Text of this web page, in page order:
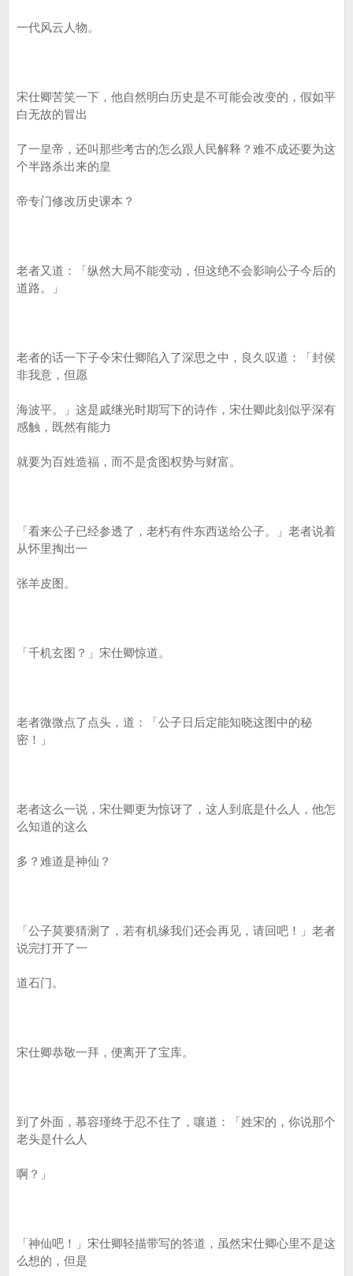
一代风云人物。
宋仕卿苦笑一下，他自然明白历史是不可能会改变的，假如平
白无故的冒出
了一皇帝，还叫那些考古的怎么跟人民解释？难不成还要为这
个半路杀出来的皇
帝专门修改历史课本？
老者又道：「纵然大局不能变动，但这绝不会影响公子今后的
道路。」
老者的话一下子令宋仕卿陷入了深思之中，良久叹道：「封侯
非我意，但愿
海波平。」这是戚继光时期写下的诗作，宋仕卿此刻似乎深有
感触，既然有能力
就要为百姓造福，而不是贪图权势与财富。
「看来公子已经参透了，老朽有件东西送给公子。」老者说着
从怀里掏出一
张羊皮图。
「千机玄图？」宋仕卿惊道。
老者微微点了点头，道：「公子日后定能知晓这图中的秘
密！」
老者这么一说，宋仕卿更为惊讶了，这人到底是什么人，他怎
么知道的这么
多？难道是神仙？
「公子莫要猜测了，若有机缘我们还会再见，请回吧！」老者
说完打开了一
道石门。
宋仕卿恭敬一拜，便离开了宝库。
到了外面，慕容瑾终于忍不住了，嚷道：「姓宋的，你说那个
老头是什么人
啊？」
「神仙吧！」宋仕卿轻描带写的答道，虽然宋仕卿心里不是这
么想的，但是